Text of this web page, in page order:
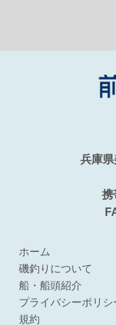
兵庫
携
ホーム
磯釣りについて
船・船頭紹介
プライバシーポリシ
規約